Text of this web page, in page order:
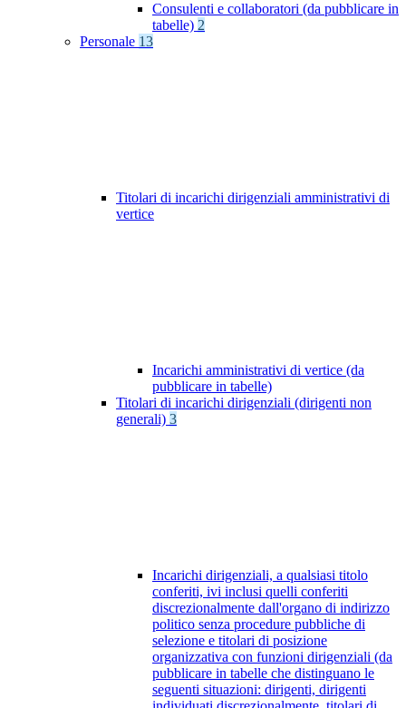
Consulenti e collaboratori (da pubblicare in
tabelle) 2
Personale 13
Titolari di incarichi dirigenziali amministrativi di
vertice
Incarichi amministrativi di vertice (da
pubblicare in tabelle)
Titolari di incarichi dirigenziali (dirigenti non
generali) 3
Incarichi dirigenziali, a qualsiasi titolo
conferiti, ivi inclusi quelli conferiti
discrezionalmente dall'organo di indirizzo
politico senza procedure pubbliche di
selezione e titolari di posizione
organizzativa con funzioni dirigenziali (da
pubblicare in tabelle che distinguano le
seguenti situazioni: dirigenti, dirigenti